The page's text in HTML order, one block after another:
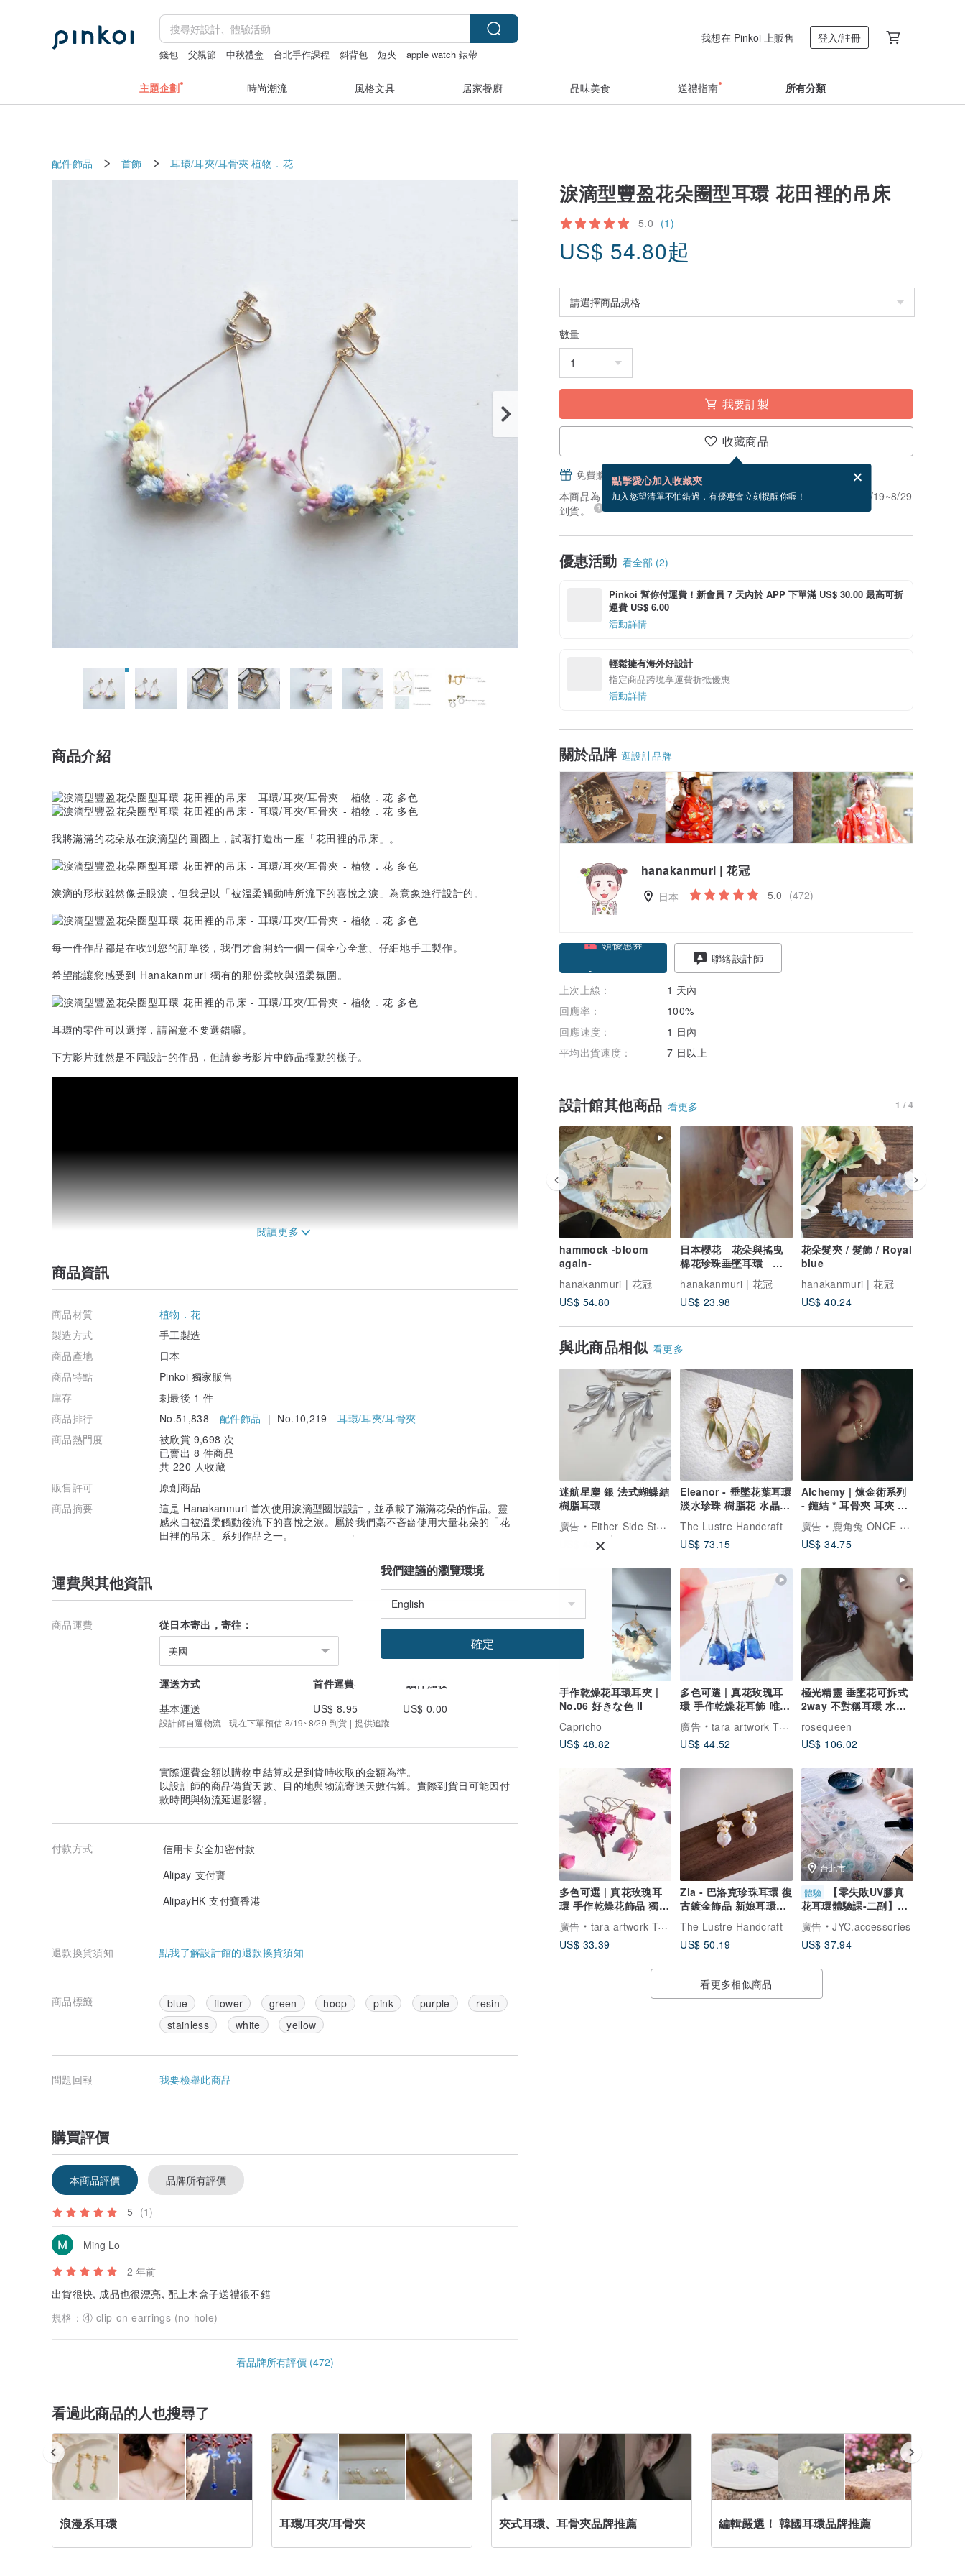
錢包 父親節 中秋禮盒 台北手作課程 斜背包 短夾
apple watch 錶帶
我想在 Pinkoi 上販售 登入/註冊
主題企劃 時尚潮流 風格文具 居家餐廚 品味美食 送禮指南 所有分類
配件飾品 首飾 耳環/耳夾/耳骨夾 植物．花
淚滴型豐盈花朵圈型耳環 花田裡的吊床
5.0 (1)
US$ 54.80起
數量
我要訂製
收藏商品
點擊愛心加入收藏夾
加入慾望清單不怕錯過，有優惠會立刻提醒你喔！
免費贈送電子賀卡，結帳完成後填寫
本商品為「接單訂製」。付款後需 7 個工作天製作。現在下單預估 8/19~8/29
到貨。
優惠活動 看全部 (2)
Pinkoi 幫你付運費！新會員 7 天內於 APP 下單滿 US$ 30.00 最高可折
運費 US$ 6.00
活動詳情
輕鬆擁有海外好設計
指定商品跨境享運費折抵優惠
活動詳情
關於品牌 逛設計品牌
hanakanmuri | 花冠
日本 5.0 (472)
加入關注
聯絡設計師
上次上線：
1 天內
回應率：
100%
回應速度：
1 日內
平均出貨速度：
7 日以上
設計館其他商品 看更多 1 / 4
hammock -bloom
again-
hanakanmuri | 花冠
US$ 54.80
日本櫻花 花朵與搖曳
棉花珍珠垂墜耳環 抗
過敏材質
hanakanmuri | 花冠
US$ 23.98
花朵髮夾 / 髮飾 / Royal
blue
hanakanmuri | 花冠
US$ 40.24
與此商品相似 看更多
迷航星塵 銀 法式蝴蝶結
樹脂耳環
廣告
Either Side Store
US$ 43.66
Eleanor - 垂墜花葉耳環
淡水珍珠 樹脂花 水晶花
手工繞線
The Lustre Handcraft
US$ 73.15
Alchemy | 煉金術系列
- 鏈結 * 耳骨夾 耳夾 耳
夾
廣告
鹿角兔 ONCE UPON A TIME
US$ 34.75
手作乾燥花耳環耳夾 |
No.06 好きな色 II
Capricho
US$ 48.82
多色可選 | 真花玫瑰耳
環 手作乾燥花耳飾 唯一
無二的浪漫
廣告
tara artwork TOKYO | 真實玫瑰
US$ 44.52
極光精靈 垂墜花可拆式
2way 不對稱耳環 水晶
rosequeen
US$ 106.02
多色可選 | 真花玫瑰耳
環 手作乾燥花飾品 獨一
無二的浪漫
廣告
tara artwork TOKYO | 真實玫瑰
US$ 33.39
Zia - 巴洛克珍珠耳環 復
古鍍金飾品 新娘耳環禮
The Lustre Handcraft
US$ 50.19
台北市
體驗
【零失敗UV膠真
花耳環體驗課-二副】
DIY製作專屬的UV膠樹
脂耳環
廣告
JYC.accessories
US$ 37.94
看更多相似商品
商品介紹
我將滿滿的花朵放在淚滴型的圓圈上，試著打造出一座「花田裡的吊床」。
淚滴的形狀雖然像是眼淚，但我是以「被溫柔觸動時所流下的喜悅之淚」為意象進行設計的。
每一件作品都是在收到您的訂單後，我們才會開始一個一個全心全意、仔細地手工製作。
希望能讓您感受到 Hanakanmuri 獨有的那份柔軟與溫柔氛圍。
耳環的零件可以選擇，請留意不要選錯囉。
下方影片雖然是不同設計的作品，但請參考影片中飾品擺動的樣子。
花朵皆施加了樹脂塗層以增強結構，具有輕微的防水效果。
為了讓作品能長久陪伴您，無論是素材或零件，我都只使用自己也能安心使用的材質。
我們提供免費的簡易禮物包裝，使用透明包裝袋並飾以緞帶。
另外，我們也提供適合送禮或收藏用的「木製禮物盒」，並會根據每件作品的風格進行專屬裝飾。
此為付費服務，若有需要的客人請連同以下商品頁面一起下單：
木製禮物盒
商品資訊
商品材質
植物．花
製造方式
手工製造
商品產地
日本
商品特點
Pinkoi 獨家販售
庫存
剩最後 1 件
商品排行
No.51,838 - 配件飾品 | No.10,219 -耳環/耳夾/耳骨夾
商品熱門度
被欣賞 9,698 次
已賣出 8 件商品
共 220 人收藏
販售許可
原創商品
商品摘要
這是 Hanakanmuri 首次使用淚滴型圈狀設計，並承載了滿滿花朵的作品。靈
感來自被溫柔觸動後流下的喜悅之淚。屬於我們毫不吝嗇使用大量花朵的「花
田裡的吊床」系列作品之一。
運費與其他資訊
商品運費 從日本寄出，寄往：
美國
運送方式 首件運費
續件加收
基本運送
US$ 8.95 US$ 0.00
設計師自選物流 | 現在下單預估 8/19~8/29 到貨 | 提供追蹤
實際運費金額以購物車結算或是到貨時收取的金額為準。
以設計師的商品備貨天數、目的地與物流寄送天數估算。實際到貨日可能因付
款時間與物流延遲影響。
付款方式
信用卡安全加密付款
Alipay 支付寶
AlipayHK 支付寶香港
退款換貨須知 點我了解設計館的退款換貨須知
商品標籤 blue flower green hoop pink purple
resin
stainless
white yellow
問題回報 我要檢舉此商品
購買評價
本商品評價 品牌所有評價
5 (1)
Ming Lo
2 年前
出貨很快, 成品也很漂亮, 配上木盒子送禮很不錯
規格：④ clip-on earrings (no hole)
看品牌所有評價 (472)
看過此商品的人也搜尋了
浪漫系耳環 耳環/耳夾/耳骨夾 夾式耳環、耳骨夾品牌推薦 編輯嚴選！ 韓國耳環品牌推薦
我們建議的瀏覽環境
確定